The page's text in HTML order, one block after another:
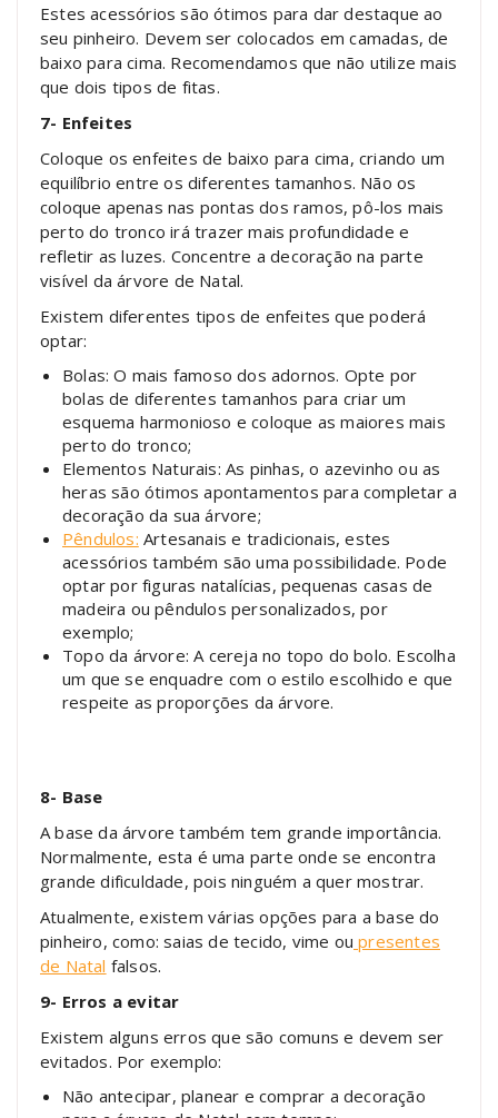
Estes acessórios são ótimos para dar destaque ao
seu pinheiro. Devem ser colocados em camadas, de
baixo para cima. Recomendamos que não utilize mais
que dois tipos de fitas.
7- Enfeites
Coloque os enfeites de baixo para cima, criando um
equilíbrio entre os diferentes tamanhos. Não os
coloque apenas nas pontas dos ramos, pô-los mais
perto do tronco irá trazer mais profundidade e
refletir as luzes. Concentre a decoração na parte
visível da árvore de Natal.
Existem diferentes tipos de enfeites que poderá
optar:
Bolas: O mais famoso dos adornos. Opte por
bolas de diferentes tamanhos para criar um
esquema harmonioso e coloque as maiores mais
perto do tronco;
Elementos Naturais: As pinhas, o azevinho ou as
heras são ótimos apontamentos para completar a
decoração da sua árvore;
Pêndulos: Artesanais e tradicionais, estes
acessórios também são uma possibilidade. Pode
optar por figuras natalícias, pequenas casas de
madeira ou pêndulos personalizados, por
exemplo;
Topo da árvore: A cereja no topo do bolo. Escolha
um que se enquadre com o estilo escolhido e que
respeite as proporções da árvore.
8- Base
A base da árvore também tem grande importância.
Normalmente, esta é uma parte onde se encontra
grande dificuldade, pois ninguém a quer mostrar.
Atualmente, existem várias opções para a base do
pinheiro, como: saias de tecido, vime ou presentes
de Natal falsos.
9- Erros a evitar
Existem alguns erros que são comuns e devem ser
evitados. Por exemplo:
Não antecipar, planear e comprar a decoração